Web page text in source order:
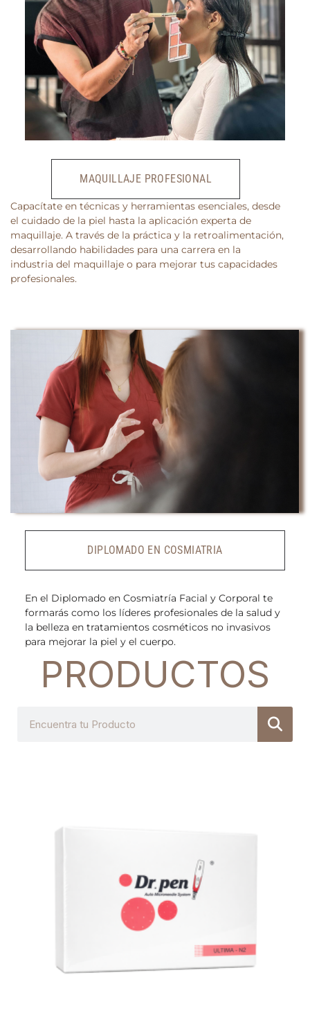
MAQUILLAJE PROFESIONAL
Capacítate en técnicas y herramientas esenciales, desde
el cuidado de la piel hasta la aplicación experta de
maquillaje. A través de la práctica y la retroalimentación,
desarrollando habilidades para una carrera en la
industria del maquillaje o para mejorar tus capacidades
profesionales.
DIPLOMADO EN COSMIATRIA
En el Diplomado en Cosmiatría Facial y Corporal te
formarás como los líderes profesionales de la salud y
la belleza en tratamientos cosméticos no invasivos
para mejorar la piel y el cuerpo.
PRODUCTOS